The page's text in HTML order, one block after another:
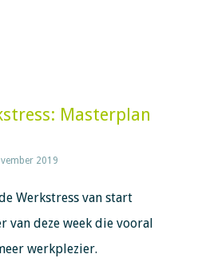
Masterplan
2019
Werkstress van start
van deze week die vooral
werkplezier.